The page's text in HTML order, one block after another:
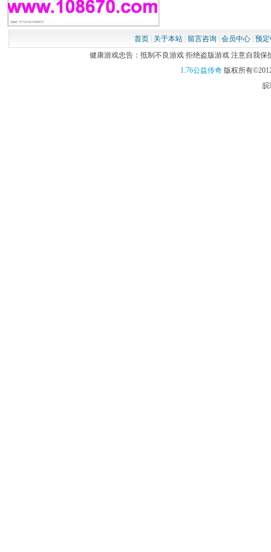
首页| 关于本站| 留言咨询 会员中心| 预
健康游戏忠告：抵制不良游戏 拒绝盗版游戏 注意自我保
1.76公益传奇版权所有
皖